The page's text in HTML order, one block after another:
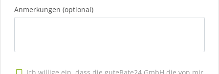
Anmerkungen (optional)